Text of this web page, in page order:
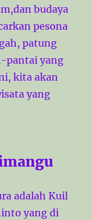
budaya
pesona
patung
pantai yang
kita akan
yang
adalah Kuil
yang di